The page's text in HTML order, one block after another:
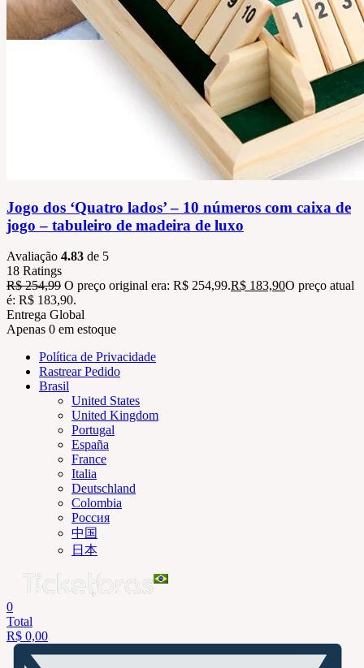
Jogo dos ‘Quatro lados’ – 10 números com caixa de
jogo – tabuleiro de madeira de luxo
Avaliação 4.83 de 5
18 Ratings
R$254,99 O preço original era: R$ 254,99.R$ 183,90O preço atual
é: R$ 183,90.
Entrega Global
Apenas 0 em estoque
Política de Privacidade
Rastrear Pedido
Brasil
United States
United Kingdom
Portugal
España
France
Italia
Deutschland
Colombia
Россия
中国
日本
0
Total
R$ 0,00